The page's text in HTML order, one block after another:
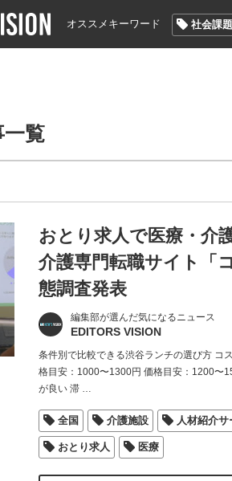
オススメキーワード 社会課題
一覧
おとり求人で医療・介
介護専門転職サイト「
態調査発表
編集部が選んだ気になるニュース
EDITORS VISION
条件別で比較できる渋谷ランチの選び方 コ
格目安：1000〜1300円 価格目安：1200〜
が良い 滞…
全国 介護施設 人材紹介サ
おとり求人 医療